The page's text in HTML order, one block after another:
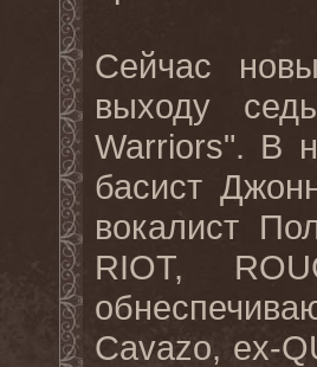
Сейчас
выходу
Warriors". В
басист
вокалист
RIOT,
Cavazo, ex-